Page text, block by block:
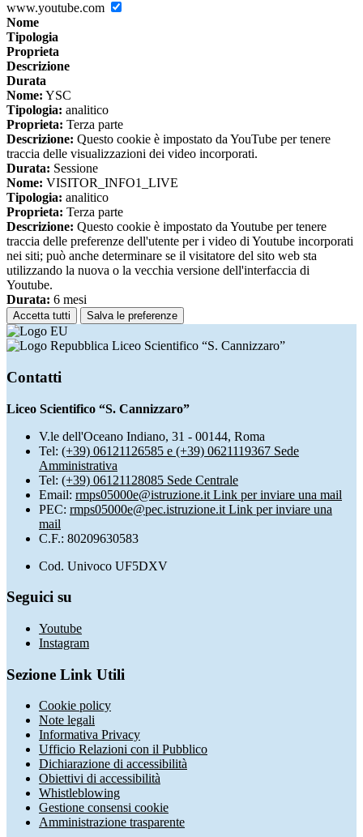
www.youtube.com
Nome
Tipologia
Proprieta
Descrizione
Durata
Nome: YSC
Tipologia: analitico
Proprieta: Terza parte
Descrizione: Questo cookie è impostato da YouTube per tenere
traccia delle visualizzazioni dei video incorporati.
Durata: Sessione
Nome: VISITOR_INFO1_LIVE
Tipologia: analitico
Proprieta: Terza parte
Descrizione: Questo cookie è impostato da Youtube per tenere
traccia delle preferenze dell'utente per i video di Youtube incorporati
nei siti; può anche determinare se il visitatore del sito web sta
utilizzando la nuova o la vecchia versione dell'interfaccia di
Youtube.
Durata: 6 mesi
Accetta tutti Salva le preferenze
Liceo Scientifico “S. Cannizzaro”
Contatti
Liceo Scientifico “S. Cannizzaro”
V.le dell'Oceano Indiano, 31 - 00144, Roma
Tel: (+39) 06121126585 e (+39) 0621119367 Sede
Amministrativa
Tel: (+39) 06121128085 Sede Centrale
Email: rmps05000e@istruzione.it Link per inviare una mail
PEC: rmps05000e@pec.istruzione.it Link per inviare una
mail
C.F.: 80209630583
Cod. Univoco UF5DXV
Seguici su
Youtube
Instagram
Sezione Link Utili
Cookie policy
Note legali
Informativa Privacy
Ufficio Relazioni con il Pubblico
Dichiarazione di accessibilità
Obiettivi di accessibilità
Whistleblowing
Gestione consensi cookie
Amministrazione trasparente